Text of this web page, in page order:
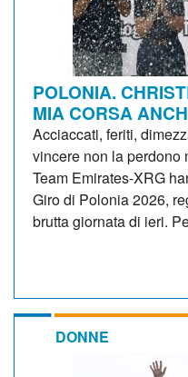
POLONIA.
MIA CORSA
Acciaccati, feriti,
vincere non la perdono
Team Emirates-XRG
Giro di Polonia 2026,
brutta giornata di ieri.
DONNE